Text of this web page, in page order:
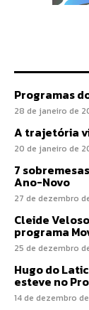
Programas
28 de janeiro de
A trajetória
20 de janeiro de
7
Ano-Novo
27 de dezembro
Cleide
programa
25 de dezembro
Hugo do
esteve no
14 de dezembro